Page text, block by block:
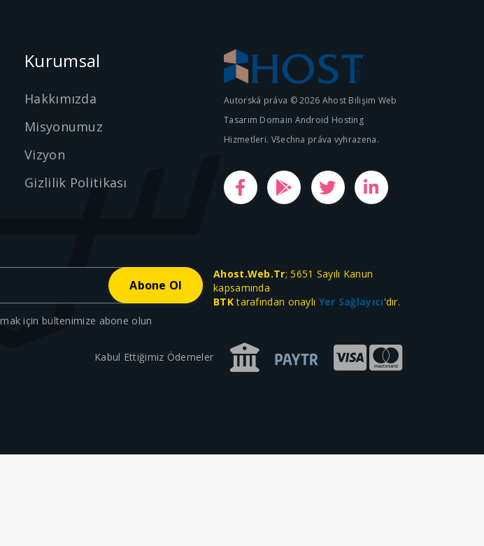
Kurumsal
Hakkımızda
Misyonumuz
Vizyon
Gizlilik Politikası
Autorská práva © 2026 Ahost Bilişim Web
Tasarım Domain Android Hosting
Hizmetleri. Všechna práva vyhrazena.
için bültenimize abone olun
Ahost.Web.Tr; 5651 Sayılı Kanun
kapsamında
BTKtarafından onaylı Yer Sağlayıcı'dır.
Kabul Ettiğimiz Ödemeler